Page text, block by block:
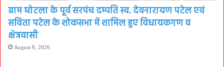
ग्राम घोटला के पूर्व सरपंच दम्पति स्व. देवनारायण पटेल एवं
सविता पटेल के शोकसभा में शामिल हुए विधायकगण व
क्षेत्रवासी
August 8, 2026